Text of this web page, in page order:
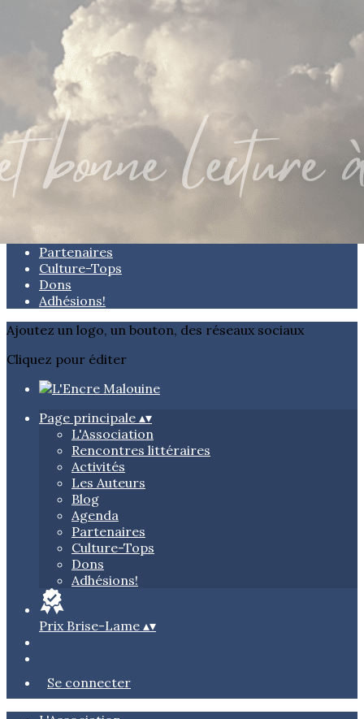
Exporter les lignes sélectionnées
Exporter toutes les colonnes
Exporter uniquement les colonnes affichées
L'Association
Rencontres littéraires
Activités
Les Auteurs
Agenda
Partenaires
Culture-Tops
Dons
Adhésions!
Ajoutez un logo, un bouton, des réseaux sociaux
Cliquez pour éditer
Page principale ▴▾
L'Association
Rencontres littéraires
Activités
Les Auteurs
Blog
Agenda
Partenaires
Culture-Tops
Dons
Adhésions!
Prix Brise-Lame ▴▾
Se connecter